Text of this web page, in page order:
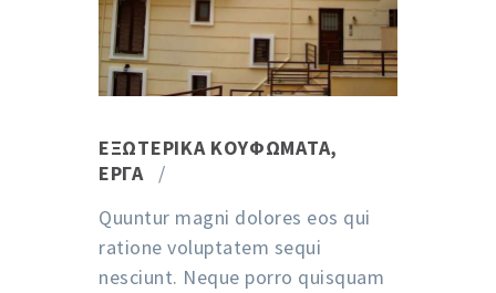
ΕΞΩΤΕΡΙΚΆ ΚΟΥΦΏΜΑΤΑ,
ΈΡΓΑ
Quuntur magni dolores eos qui
ratione voluptatem sequi
nesciunt. Neque porro quisquam